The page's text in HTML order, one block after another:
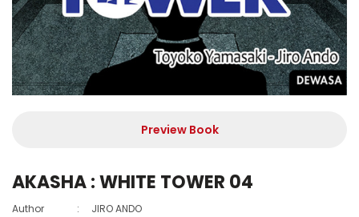
Preview Book
AKASHA : WHITE TOWER 04
Author :
JIRO ANDO